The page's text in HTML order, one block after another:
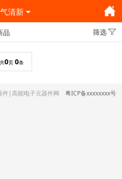
清新
品 筛选
共0页 0条
件|高能电子元器件网 粤ICP备xxxxxxxx号